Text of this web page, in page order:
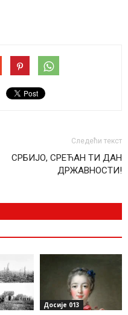
Следећи текст
СРБИЈО, СРЕЋАН ТИ ДАН
ДРЖАВНОСТИ!
Досије 013